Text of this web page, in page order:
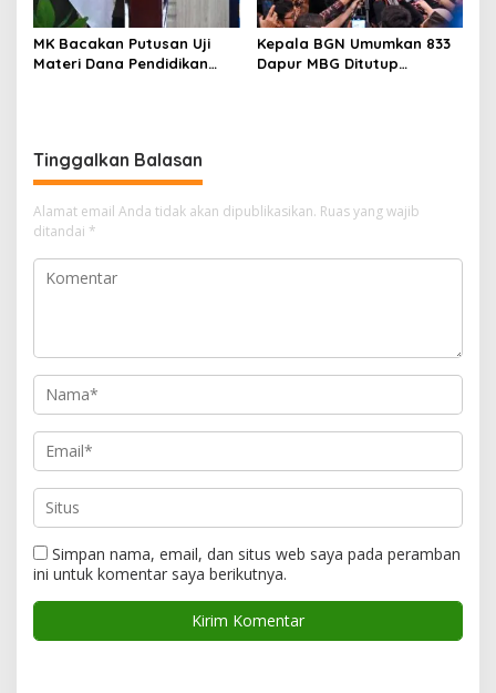
MK Bacakan Putusan Uji
Materi Dana Pendidikan
Kepala BGN Umumkan 833
Dapur MBG Ditutup
Tinggalkan Balasan
Alamat email Anda tidak akan dipublikasikan. Ruas yang wajib
ditandai *
Simpan nama, email, dan situs web saya pada peramban
ini untuk komentar saya berikutnya.